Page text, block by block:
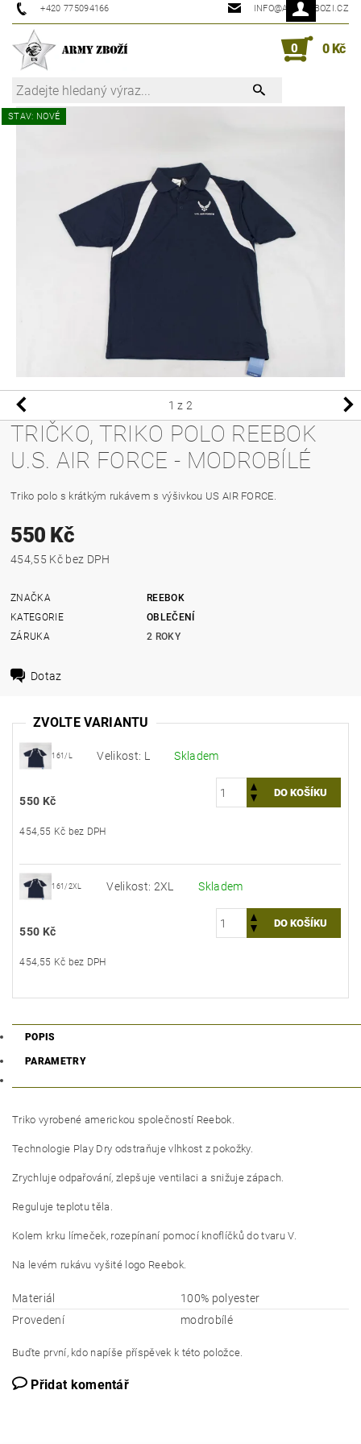
+420 775094166 INFO@ARMYZBOZI.CZ
0 0 Kč
STAV: NOVÉ
1 z 2
TRIČKO, TRIKO POLO REEBOK
U.S. AIR FORCE - MODROBÍLÉ
Triko polo s krátkým rukávem s výšivkou US AIR FORCE.
550 Kč
454,55 Kč bez DPH
ZNAČKA
REEBOK
KATEGORIE
OBLEČENÍ
ZÁRUKA
2 ROKY
Dotaz
ZVOLTE VARIANTU
161/L Velikost: L Skladem
550 Kč
454,55 Kč bez DPH
161/2XL Velikost: 2XL Skladem
550 Kč
454,55 Kč bez DPH
POPIS
PARAMETRY
Triko vyrobené americkou společností Reebok.
Technologie Play Dry odstraňuje vlhkost z pokožky.
Zrychluje odpařování, zlepšuje ventilaci a snižuje zápach.
Reguluje teplotu těla.
Kolem krku límeček, rozepínaní pomocí knoflíčků do tvaru V.
Na levém rukávu vyšité logo Reebok.
Materiál
100% polyester
Provedení
modrobílé
Buďte první, kdo napíše příspěvek k této položce.
Přidat komentář